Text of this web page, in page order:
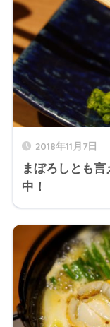
2018年11月7日
まぼろしとも
中！